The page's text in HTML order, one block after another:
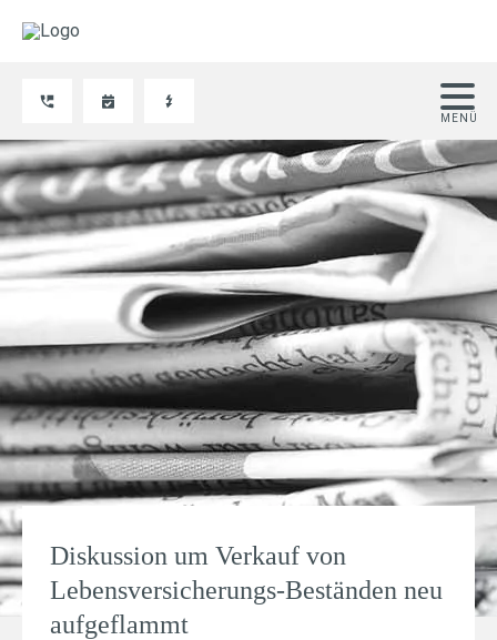
Diskussion um Verkauf von
Lebensversicherungs-Beständen neu
aufgeflammt